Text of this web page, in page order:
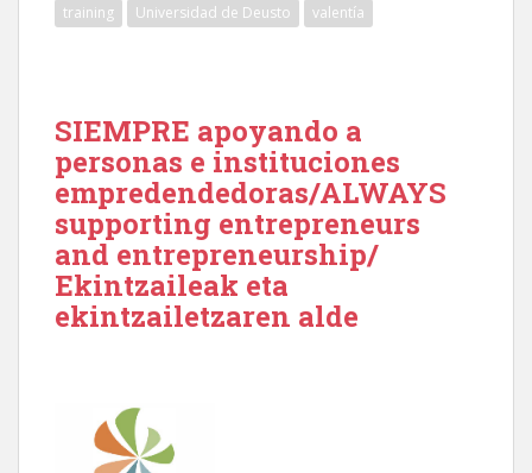
training
Universidad de Deusto valentía
SIEMPRE apoyando a
personas e instituciones
empredendedoras/ALWAYS
supporting entrepreneurs
and entrepreneurship/
Ekintzaileak eta
ekintzailetzaren alde